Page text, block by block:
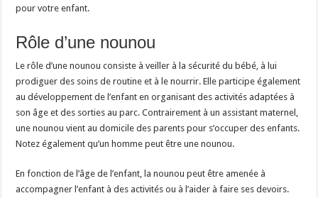
pour votre enfant.
Rôle d’une nounou
Le rôle d’une nounou consiste à veiller à la sécurité du bébé, à lui
prodiguer des soins de routine et à le nourrir. Elle participe également
au développement de l’enfant en organisant des activités adaptées à
son âge et des sorties au parc. Contrairement à un assistant maternel,
une nounou vient au domicile des parents pour s’occuper des enfants.
Notez également qu’un homme peut être une nounou.
En fonction de l’âge de l’enfant, la nounou peut être amenée à
accompagner l’enfant à des activités ou à l’aider à faire ses devoirs.